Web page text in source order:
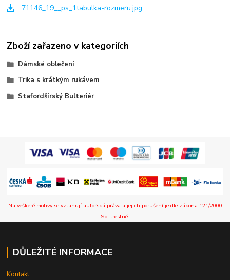
71146_19__ps_1tabulka-rozmeru.jpg
Zboží zařazeno v kategoriích
Dámské oblečení
Trika s krátkým rukávem
Stafordšírský Bulteriér
Na veškeré motivy se vztahují autorská práva a jejich porušení je dle zákona 121/2000
Sb. trestné.
DŮLEŽITÉ INFORMACE
Kontakt